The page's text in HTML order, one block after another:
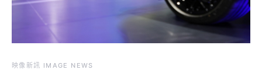
映像新訊 IMAGE NEWS